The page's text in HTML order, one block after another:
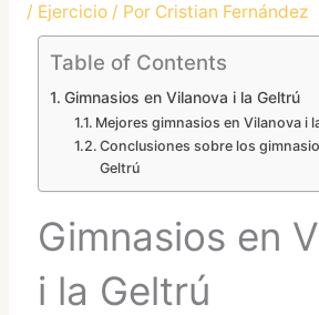
/ Ejercicio/ Por Cristian Fernández
Table of Contents
Gimnasios en Vilanova i la Geltrú
Mejores gimnasios en Vilanova i
Conclusiones sobre los
Geltrú
Gimnasios en
i la Geltrú